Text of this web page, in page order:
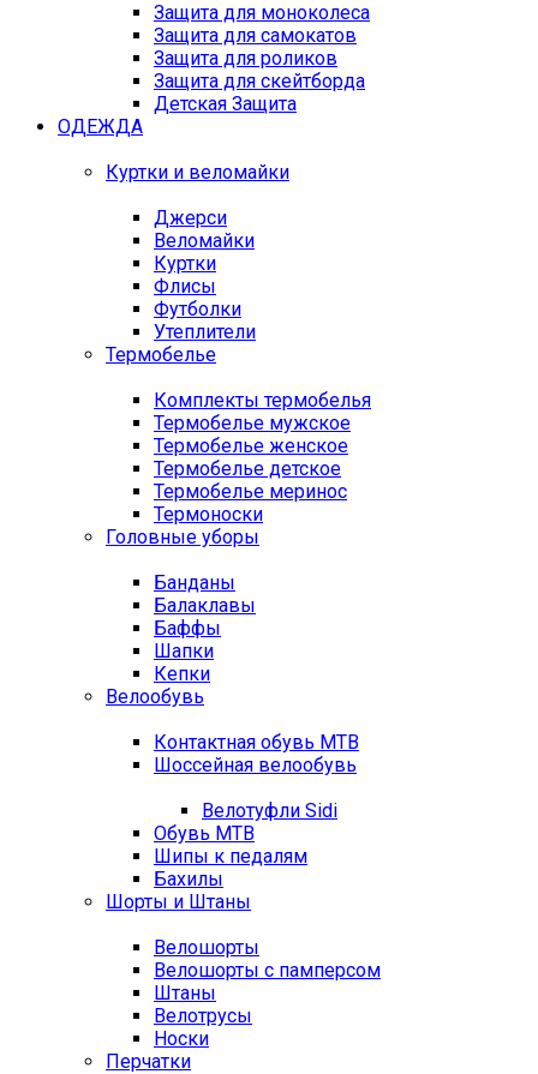
Защита для моноколеса
Защита для самокатов
Защита для роликов
Защита для скейтборда
Детская Защита
ОДЕЖДА
Куртки и веломайки
Джерси
Веломайки
Куртки
Флисы
Футболки
Утеплители
Термобелье
Комплекты термобелья
Термобелье мужское
Термобелье женское
Термобелье детское
Термобелье меринос
Термоноски
Головные уборы
Банданы
Балаклавы
Баффы
Шапки
Кепки
Велообувь
Контактная обувь MTB
Шоссейная велообувь
Велотуфли Sidi
Обувь MTB
Шипы к педалям
Бахилы
Шорты и Штаны
Велошорты
Велошорты с памперсом
Штаны
Велотрусы
Носки
Перчатки